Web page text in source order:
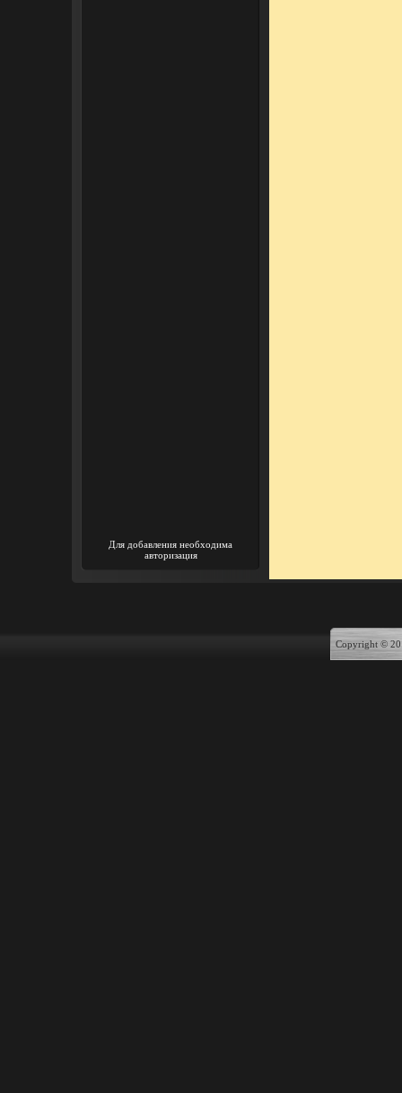
Для добавления необходима
авторизация
Copyright ©